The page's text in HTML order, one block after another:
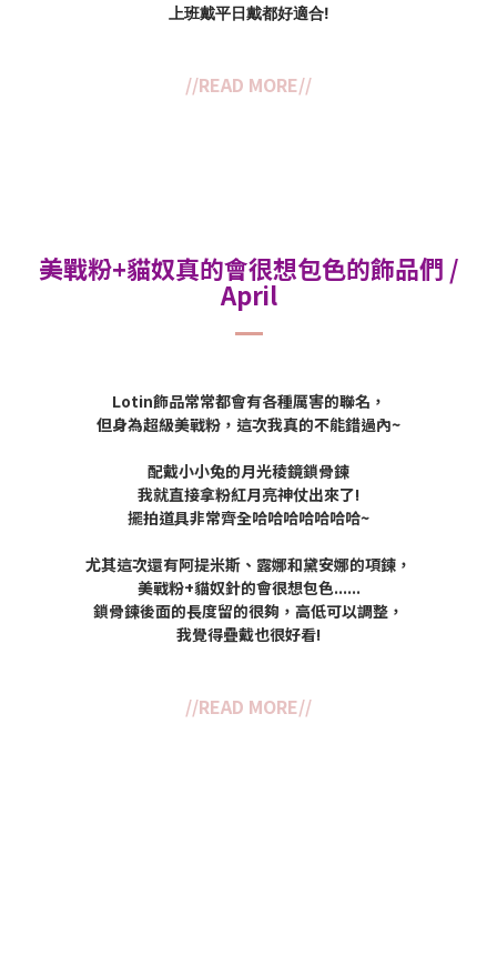
上班戴平日戴都好適合!
//READ MORE//
美戰粉+貓奴真的會很想包色的飾品們 /
April
Lotin飾品常常都會有各種厲害的聯名，
但身為超級美戰粉，這次我真的不能錯過內~
配戴小小兔的月光稜鏡鎖骨鍊
我就直接拿粉紅月亮神仗出來了!
擺拍道具非常齊全哈哈哈哈哈哈哈~
尤其這次還有阿提米斯、露娜和黛安娜的項鍊，
美戰粉+貓奴針的會很想包色......
鎖骨鍊後面的長度留的很夠，高低可以調整，
我覺得疊戴也很好看!
//READ MORE//